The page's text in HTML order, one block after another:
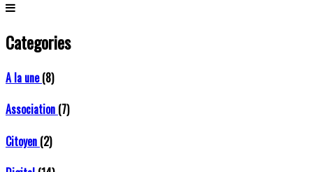
Categories
A la une(8)
Association (7)
Citoyen (2)